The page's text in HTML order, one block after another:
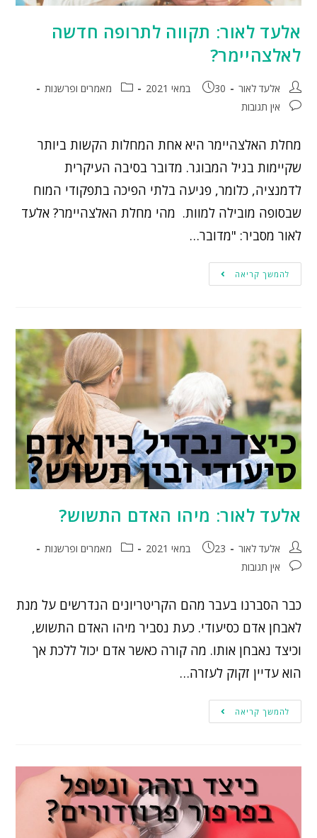
אלעד לאור: תקווה לתרופה חדשה
לאלצהיימר?
אלעד לאור 30 במאי 2021
מאמרים ופרשנות
אין תגובות
מחלת האלצהיימר היא אחת המחלות הקשות ביותר
שקיימות בגיל המבוגר. מדובר בסיבה העיקרית
לדמנציה, כלומר, פגיעה בלתי הפיכה בתפקודי המוח
שבסופה מובילה למוות. מהי מחלת האלצהיימר? אלעד
לאור מסביר: "מדובר…
להמשך קריאה
אלעד לאור: מיהו האדם התשוש?
אלעד לאור 23 במאי 2021
מאמרים ופרשנות
אין תגובות
כבר הסברנו בעבר מהם הקריטריונים הנדרשים על מנת
לאבחן אדם כסיעודי. כעת נסביר מיהו האדם התשוש,
וכיצד נאבחן אותו. מה קורה כאשר אדם יכול ללכת אך
הוא עדיין זקוק לעזרה…
להמשך קריאה